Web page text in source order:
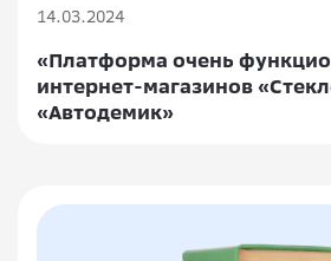
14.03.2024
«Платформа очень
интернет-магазинов
«Автодемик»